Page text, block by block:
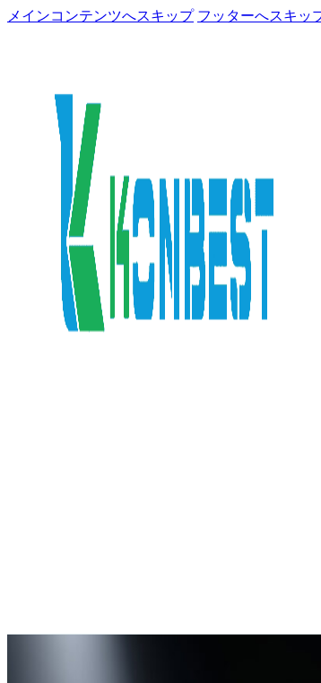
メインコンテンツへスキップ フッターへスキッ